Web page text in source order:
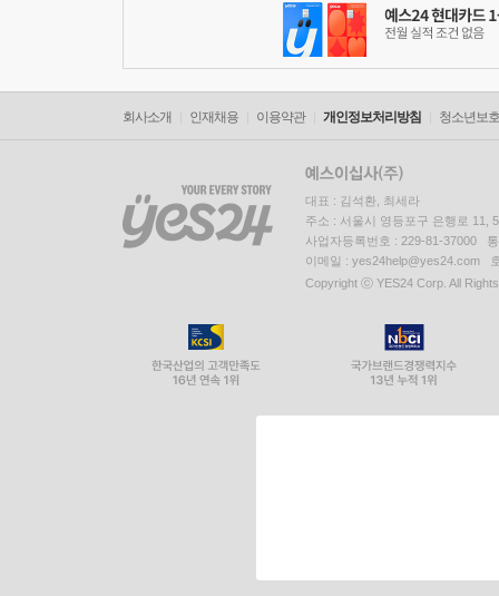
회사소개 인재채용 이용약관 개인정보처리방침 청소년보
대표 : 김석환, 최세라
주소 : 서울시 영등포구 은행로 11,
사업자등록번호 : 229-81-37000
이메일 : yes24help@yes24.com
Copyright ⓒ YES24 Corp. All